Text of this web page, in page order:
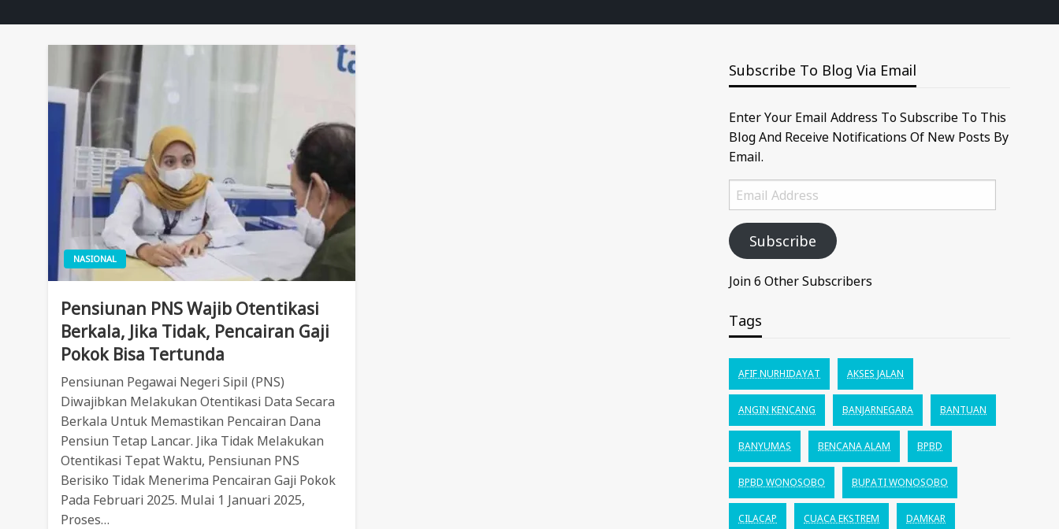
NASIONAL
Pensiunan PNS Wajib Otentikasi
Berkala, Jika Tidak, Pencairan Gaji
Pokok Bisa Tertunda
Pensiunan Pegawai Negeri Sipil (PNS)
Diwajibkan Melakukan Otentikasi Data Secara
Berkala Untuk Memastikan Pencairan Dana
Pensiun Tetap Lancar. Jika Tidak Melakukan
Otentikasi Tepat Waktu, Pensiunan PNS
Berisiko Tidak Menerima Pencairan Gaji Pokok
Pada Februari 2025. Mulai 1 Januari 2025,
Proses…
Subscribe To Blog Via Email
Enter Your Email Address To Subscribe To This
Blog And Receive Notifications Of New Posts By
Email.
Email
Address
Subscribe
Join 6 Other Subscribers
Tags
AFIF NURHIDAYAT AKSES JALAN
ANGIN KENCANG BANJARNEGARA BANTUAN
BANYUMAS BENCANA ALAM BPBD
BPBD WONOSOBO BUPATI WONOSOBO
CILACAP CUACA EKSTREM DAMKAR